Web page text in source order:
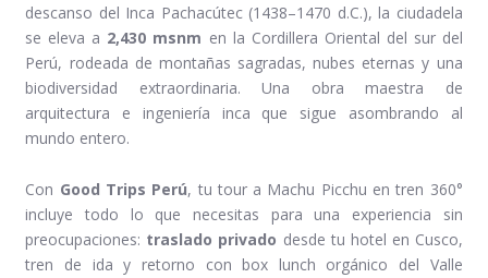
descanso del Inca Pachacútec (1438–1470 d.C.), la ciudadela
se eleva a 2,430 msnm en la Cordillera Oriental del sur del
Perú, rodeada de montañas sagradas, nubes eternas y una
biodiversidad extraordinaria. Una obra maestra de
arquitectura e ingeniería inca que sigue asombrando al
mundo entero.
Con Good Trips Perú, tu tour a Machu Picchu en tren 360°
incluye todo lo que necesitas para una experiencia sin
preocupaciones: traslado privado desde tu hotel en Cusco,
tren de ida y retorno con box lunch orgánico del Valle